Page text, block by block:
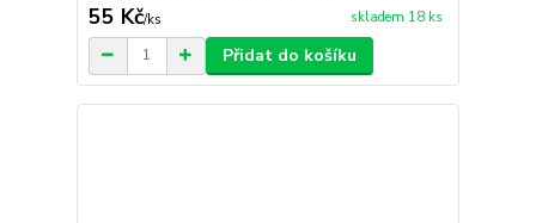
55 Kč/ks skladem 18 ks
Přidat do košíku